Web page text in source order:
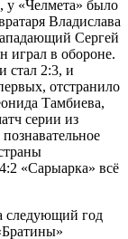
у «Челмета» было
Владислава
Сергей
играл в обороне.
стал 2:3, и
отстранило
Тамбиева,
серии из
«Сарыарка» всё
следующий год